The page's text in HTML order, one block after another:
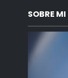
SOBRE MI